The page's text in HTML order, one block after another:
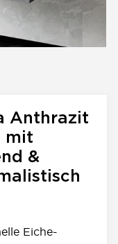
Anthrazit
mit
&
Eiche-